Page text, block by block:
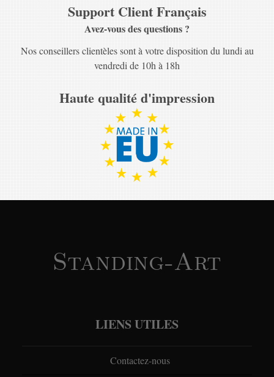
Support Client Français
Avez-vous des questions ?
Nos conseillers clientèles sont à votre disposition du lundi au
vendredi de 10h à 18h
Haute qualité d'impression
Standing-Art
LIENS UTILES
Contactez-nous